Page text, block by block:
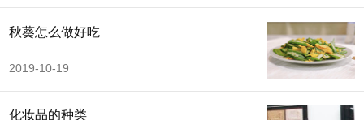
秋葵怎么做好吃
2019-10-19
化妆品的种类